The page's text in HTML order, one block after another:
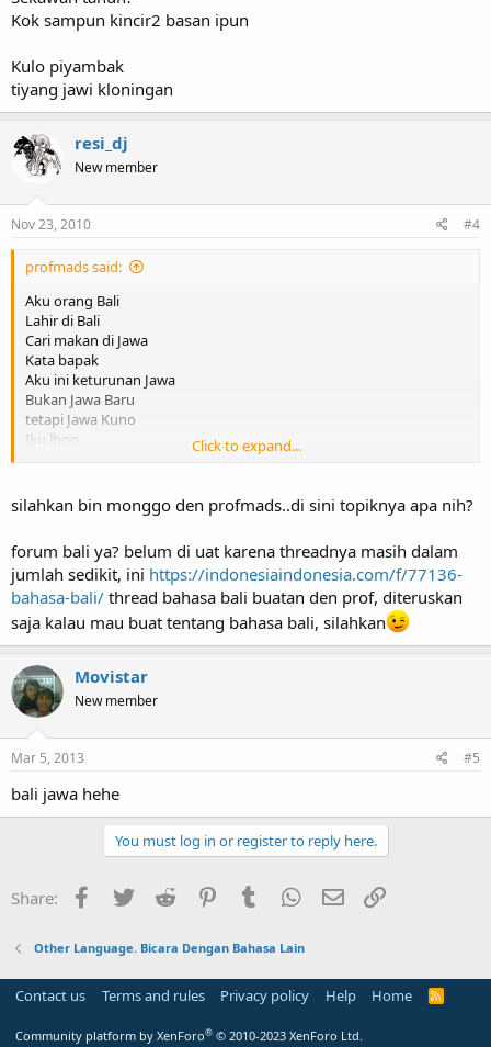
Kok sampun kincir2 basan ipun
Kulo piyambak
tiyang jawi kloningan
resi_dj
New member
Nov 23, 2010 #4
profmads said:
Aku orang Bali
Lahir di Bali
Cari makan di Jawa
Kata bapak
Aku ini keturunan Jawa
Bukan Jawa Baru
tetapi Jawa Kuno
Iku lhoo
Forum Bali tidak ada di ii
boleh 'kaaaan??
Click to expand...
silahkan bin monggo den profmads..di sini topiknya apa nih?
forum bali ya? belum di uat karena threadnya masih dalam
jumlah sedikit, ini https://indonesiaindonesia.com/f/77136-
bahasa-bali/ thread bahasa bali buatan den prof, diteruskan
saja kalau mau buat tentang bahasa bali, silahkan
Movistar
New member
Mar 5, 2013 #5
bali jawa hehe
You must log in or register to reply here.
Share: Facebook
Twitter Reddit PinterestTumblr WhatsApp
Email
Other Language. Bicara Dengan Bahasa Lain
Contact us Terms and rules Privacy policy Help Home
R
Community platform by XenForo® © 2010-2023 XenForo Ltd.